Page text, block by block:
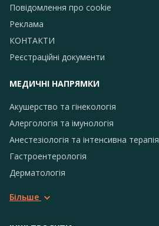
Повідомлення про сookie
Реклама
КОНТАКТИ
Реєстраційні документи
МЕДИЧНІ НАПРЯМКИ
Акушерство та гінекологія
Алергологія та імунологія
Анестезіологія та інтенсивна терапія
Гастроентерологія
Дерматологія
Більше